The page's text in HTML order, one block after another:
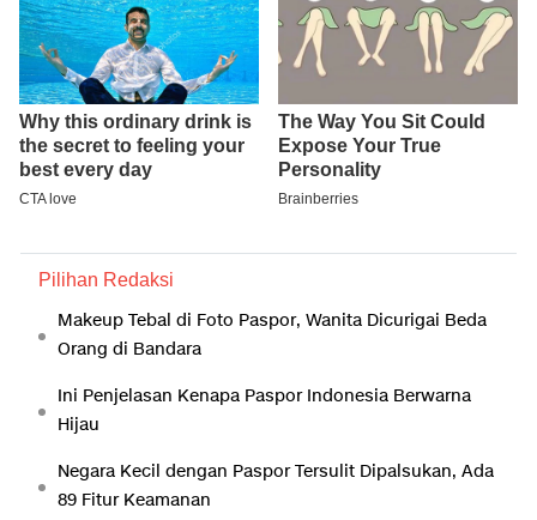
Pilihan Redaksi
Makeup Tebal di Foto Paspor, Wanita Dicurigai Beda
Orang di Bandara
Ini Penjelasan Kenapa Paspor Indonesia Berwarna
Hijau
Negara Kecil dengan Paspor Tersulit Dipalsukan, Ada
89 Fitur Keamanan